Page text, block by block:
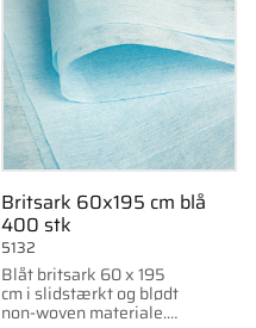
Britsark 60x195 cm blå
400 stk
Blåt britsark 60 x 195
cm i slidstærkt og blødt
non-woven materiale.
5132